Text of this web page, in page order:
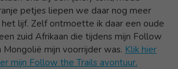
petjes liepen we daar nog meer
lijf. Zelf ontmoette ik daar een oude
zuid Afrikaan die tijdens mijn Follow
Mongolië mijn voorrijder was. Klik hier
mijn Follow the Trails avontuur.